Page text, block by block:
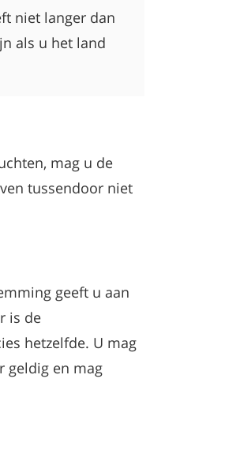
niet langer dan
als u het land
mag u de
tussendoor niet
geeft u aan
is de
hetzelfde. U mag
geldig en mag